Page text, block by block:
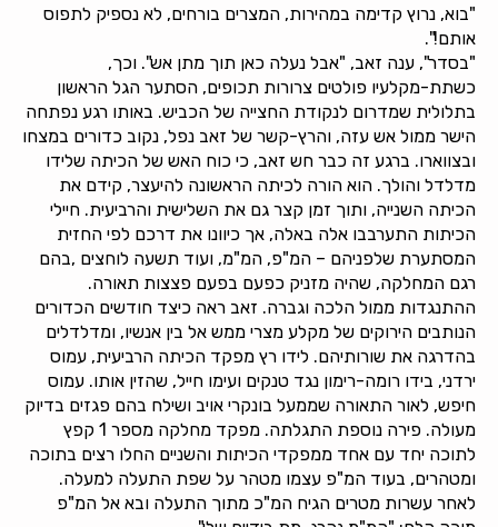
"בוא, נרוץ קדימה במהירות, המצרים בורחים, לא נספיק לתפוס
אותם!".
"בסדר", ענה זאב, "אבל נעלה כאן תוך מתן אש". וכך,
כשתת-מקלעיו פולטים צרורות תכופים, הסתער הגל הראשון
בתלולית שמדרום לנקודת החצייה של הכביש. באותו רגע נפתחה
הישר ממול אש עזה, והרץ-קשר של זאב נפל, נקוב כדורים במצחו
ובצווארו. ברגע זה כבר חש זאב, כי כוח האש של הכיתה שלידו
מדלדל והולך. הוא הורה לכיתה הראשונה להיעצר, קידם את
הכיתה השנייה, ותוך זמן קצר גם את השלישית והרביעית. חיילי
הכיתות התערבבו אלה באלה, אך כיוונו את דרכם לפי החזית
המסתערת שלפניהם – המ"פ, המ"מ, ועוד תשעה לוחצים ,בהם
רגם המחלקה, שהיה מזניק כפעם בפעם פצצות תאורה.
ההתנגדות ממול הלכה וגברה. זאב ראה כיצד חודשים הכדורים
הנותבים הירוקים של מקלע מצרי ממש אל בין אנשיו, ומדלדלים
בהדרגה את שורותיהם. לידו רץ מפקד הכיתה הרביעית, עמוס
ירדני, בידו רומה-רימון נגד טנקים ועימו חייל, שהזין אותו. עמוס
חיפש, לאור התאורה שממעל בונקרי אויב ושילח בהם פגזים בדיוק
מעולה. פירה נוספת התגלתה. מפקד מחלקה מספר 1 קפץ
לתוכה יחד עם אחד ממפקדי הכיתות והשניים החלו רצים בתוכה
ומטהרים, בעוד המ"פ עצמו מטהר על שפת התעלה למעלה.
לאחר עשרות מטרים הגיח המ"כ מתוך התעלה ובא אל המ"פ